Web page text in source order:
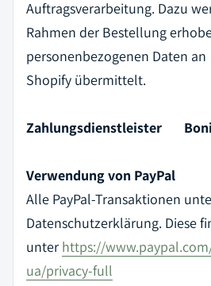
Auftragsverarbeitung. Dazu
Rahmen der Bestellung
personenbezogenen Daten an
Shopify übermittelt.
Zahlungsdienstleister
Verwendung von PayPal
Alle PayPal-Transaktionen
Datenschutzerklärung. Diese
unter https://
ua/privacy-full